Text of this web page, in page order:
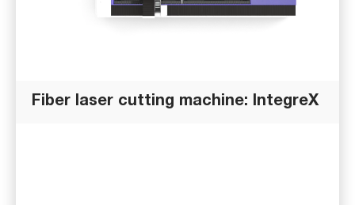
Fiber laser cutting machine: IntegreX